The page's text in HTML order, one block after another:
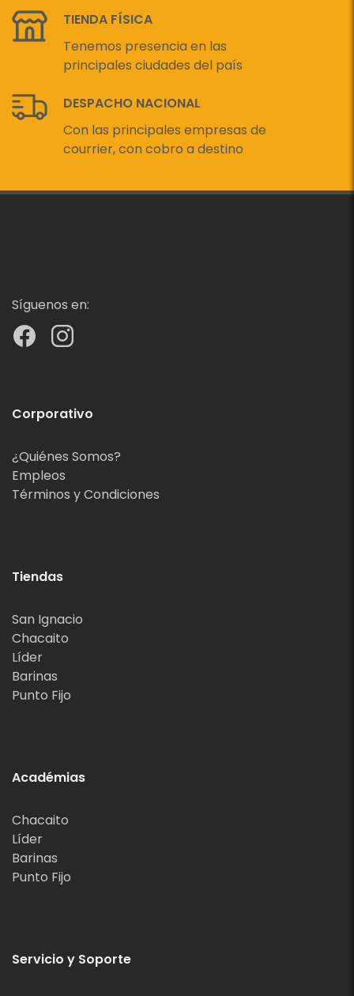
TIENDA FÍSICA
Tenemos presencia en las
principales ciudades del país
DESPACHO NACIONAL
Con las principales empresas de
courrier, con cobro a destino
Síguenos en:
Corporativo
¿Quiénes Somos?
Empleos
Términos y Condiciones
Tiendas
San Ignacio
Chacaito
Líder
Barinas
Punto Fijo
Académias
Chacaito
Líder
Barinas
Punto Fijo
Servicio y Soporte